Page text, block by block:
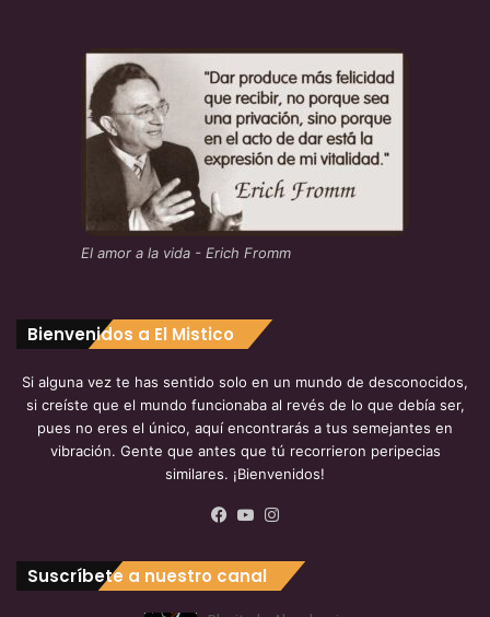
El amor a la vida - Erich Fromm
Bienvenidos a El Mistico
Si alguna vez te has sentido solo en un mundo de desconocidos,
si creíste que el mundo funcionaba al revés de lo que debía ser,
pues no eres el único, aquí encontrarás a tus semejantes en
vibración. Gente que antes que tú recorrieron peripecias
similares. ¡Bienvenidos!
Facebook
YouTube
Suscríbete a nuestro canal